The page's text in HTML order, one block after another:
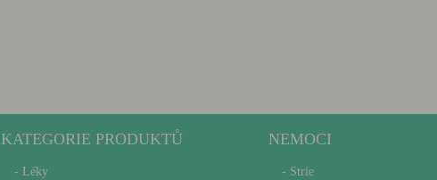
KATEGORIE PRODUKTŮ
- Léky
NEMOCI
- Strie